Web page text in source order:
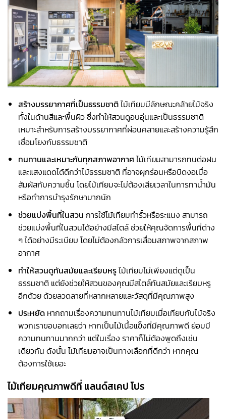
สร้างบรรยากาศที่เป็นธรรมชาติไม้เทียมมีลักษณะคล้ายไม้จริง
ทั้งในด้านสีและพื้นผิว ซึ่งทำให้สวนดูอบอุ่นและเป็นธรรมชาติ
เหมาะสำหรับการสร้างบรรยากาศที่ผ่อนคลายและสร้างความรู้สึก
เชื่อมโยงกับธรรมชาติ
ทนทานและเหมาะกับทุกสภาพอากาศไม้เทียมสามารถทนต่อฝน
และแสงแดดได้ดีกว่าไม้ธรรมชาติ ที่อาจผุกร่อนหรือบิดงอเมื่อ
สัมผัสกับความชื้น โดยไม้เทียมจะไม่ต้องเสียเวลาในการทาน้ำมัน
หรือทำการบำรุงรักษามากนัก
ช่วยแบ่งพื้นที่ในสวน การใช้ไม้เทียมทำรั้วหรือระแนง สามารถ
ช่วยแบ่งพื้นที่ในสวนได้อย่างมีสไตล์ ช่วยให้คุณจัดการพื้นที่ต่าง
ๆ ได้อย่างมีระเบียบ โดยไม่ต้องกลัวการเสื่อมสภาพจากสภาพ
อากาศ
ทำให้สวนดูทันสมัยและเรียบหรูไม้เทียมไม่เพียงแต่ดูเป็น
ธรรมชาติ แต่ยังช่วยให้สวนของคุณมีสไตล์ทันสมัยและเรียบหรู
อีกด้วย ด้วยลวดลายที่หลากหลายและวัสดุที่มีคุณภาพสูง
ประหยัด หากถามเรื่องความทนทานไม้เทียมเมื่อเทียบกับไม้จริง
พวกเราขอบอกเลยว่า หากเป็นไม้เนื้อแข็งที่มีคุณภาพดี ย่อมมี
ความทนทานมากกว่า แต่ในเรื่อง ราคาก็ไม่ต้องพูดถึงเช่น
เดียวกัน ดังนั้น ไม้เทียมอาจเป็นทางเลือกที่ดีกว่า หากคุณ
ต้องการใช้เยอะ
ไม้เทียมคุณภาพดีที่ แลนด์สเคป โปร